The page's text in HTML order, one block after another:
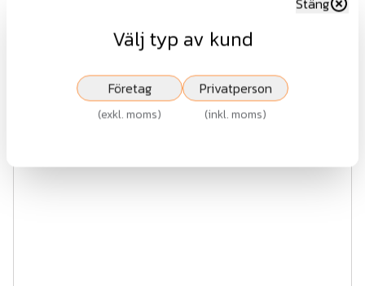
Visa
Välj typ av kund
Företag
(exkl. moms)
Privatperson
(inkl. moms)